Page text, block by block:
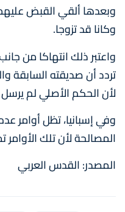
وبعدها ألقي القبض
وكانا قد تزوجا.
واعتبر ذلك انتهاكا من
تردد أن صديقته السابقة
لأن الحكم الأصلي لم يرسل
وفي إسبانيا، تظل أوامر
المصالحة لأن تلك
المصدر: القدس العربي